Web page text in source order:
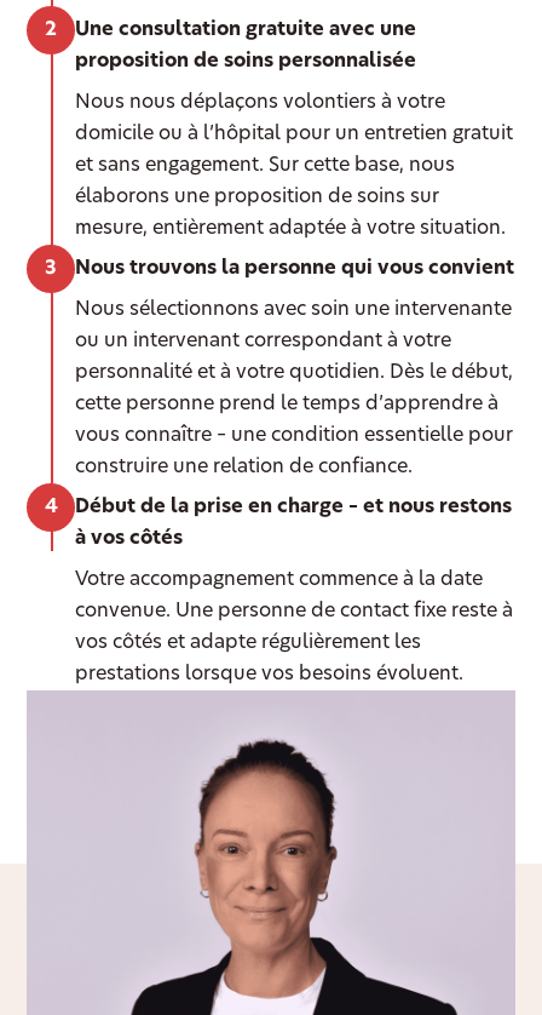
Une consultation gratuite avec une
proposition de soins personnalisée
Nous nous déplaçons volontiers à votre
domicile ou à l’hôpital pour un entretien gratuit
et sans engagement. Sur cette base, nous
élaborons une proposition de soins sur
mesure, entièrement adaptée à votre situation.
Nous trouvons la personne qui vous convient
Nous sélectionnons avec soin une intervenante
ou un intervenant correspondant à votre
personnalité et à votre quotidien. Dès le début,
cette personne prend le temps d’apprendre à
vous connaître – une condition essentielle pour
construire une relation de confiance.
Début de la prise en charge – et nous restons
à vos côtés
Votre accompagnement commence à la date
convenue. Une personne de contact fixe reste à
vos côtés et adapte régulièrement les
prestations lorsque vos besoins évoluent.